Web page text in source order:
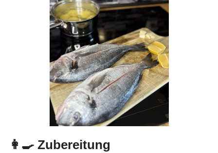
👩‍🍳 Zubereitung